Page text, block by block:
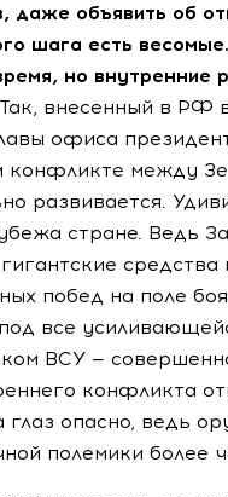
даже объявить об
шага есть
но внутренние
Так, внесенный в РФ
офиса
между
развивается.
стране. Ведь
средства
побед на поле
все
ВСУ —
конфликта
опасно, ведь
полемики более